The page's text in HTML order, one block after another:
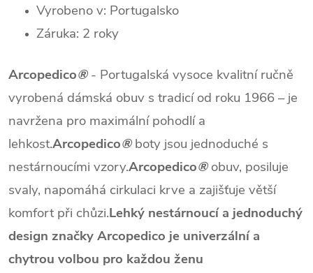
Vyrobeno v: Portugalsko
Záruka: 2 roky
Arcopedico®- Portugalská vysoce kvalitní ručně
vyrobená dámská obuv s tradicí od roku 1966 – je
navržena pro maximální pohodlí a
lehkost.Arcopedico®boty jsou jednoduché s
nestárnoucími vzory.Arcopedico® obuv, posiluje
svaly, napomáhá cirkulaci krve a zajišťuje větší
komfort při chůzi.Lehký nestárnoucí a jednoduchý
design značky Arcopedico je univerzální a
chytrou volbou pro každou ženu